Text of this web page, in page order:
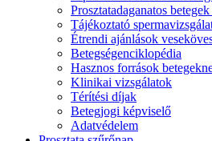
Prosztatadaganatos
Tájékoztató
Étrendi ajánlások
Betegségenciklopédia
Hasznos források
Klinikai vizsgálatok
Térítési díjak
Betegjogi képviselő
Adatvédelem